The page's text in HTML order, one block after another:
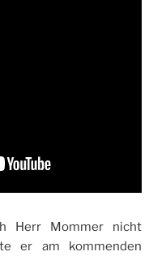
Herr Mommer nicht
er am kommenden